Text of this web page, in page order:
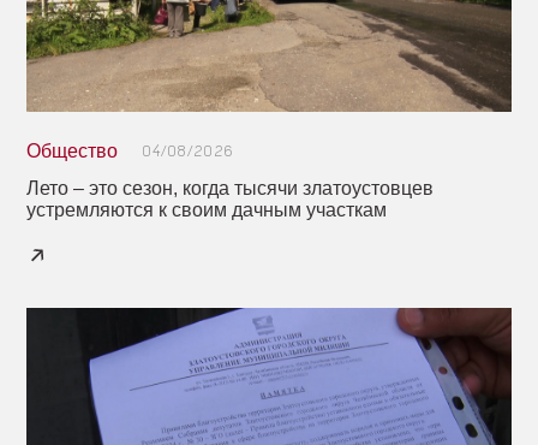
Общество 04/08/2026
Лето – это сезон, когда тысячи златоустовцев
устремляются к своим дачным участкам